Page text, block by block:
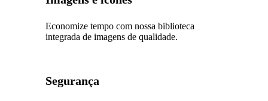
Economize tempo com nossa biblioteca
integrada de imagens de qualidade.
Segurança